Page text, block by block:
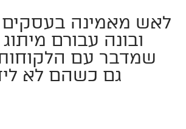
לאש מאמינה בעסקים
ובונה עבורם
שמדבר עם
גם כשהם לא